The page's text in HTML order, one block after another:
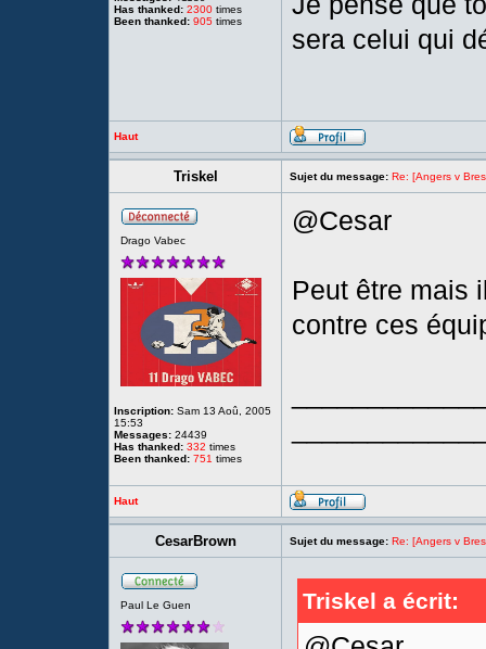
Has thanked: 2300 times
Been thanked: 905 times
sera celui qui
Haut
Triskel Sujet du message: Re: [Angers v
Drago Vabec
Inscription: Sam 13 Aoû, 2005
15:53
Messages: 24439
Has thanked: 332 times
Been thanked: 751 times
@Cesar
Peut être mais
contre ces
Haut
CesarBrown Sujet du message: Re: [Angers v
Paul Le Guen Triskel a écrit: